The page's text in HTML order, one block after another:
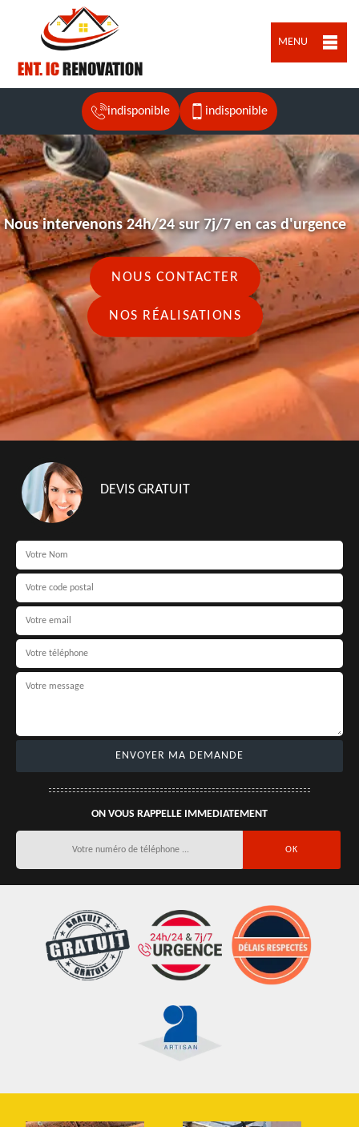
MENU
indisponible indisponible
Nous intervenons 24h/24 sur 7j/7 en cas d'urgence
NOUS CONTACTER
NOS RÉALISATIONS
DEVIS GRATUIT
ON VOUS RAPPELLE IMMEDIATEMENT